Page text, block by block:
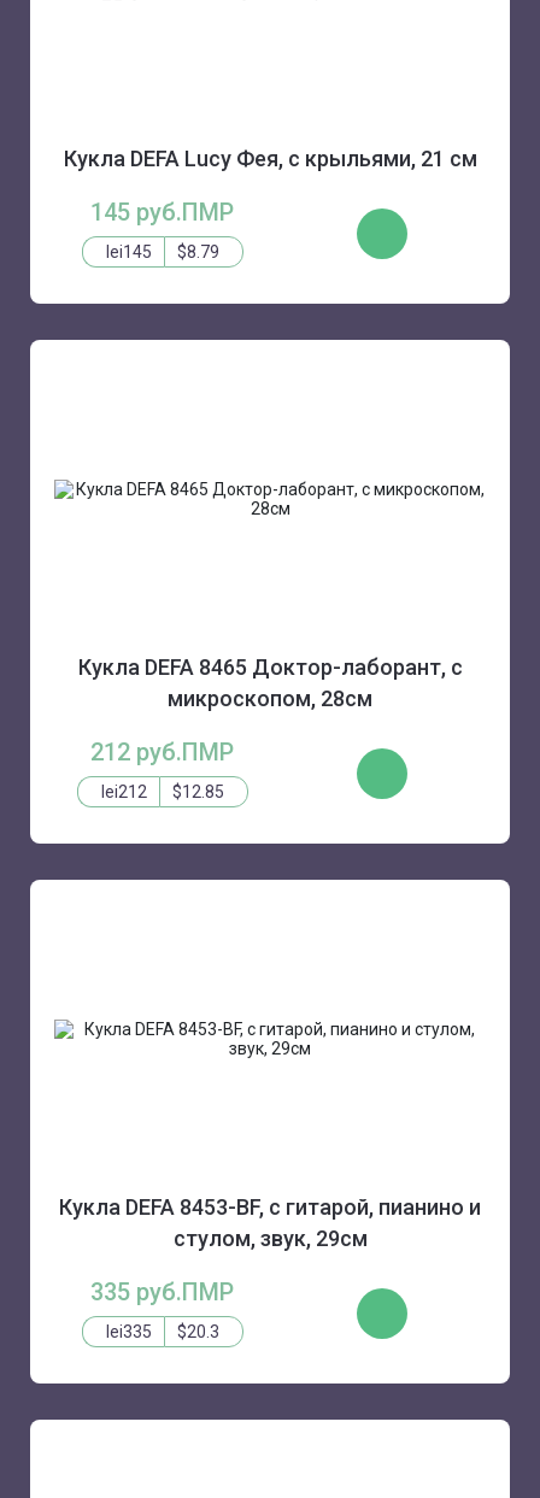
Кукла DEFA Lucy Фея, с крыльями, 21 см
145 руб.ПМР
lei145 $8.79
КУПИТЬ
Кукла DEFA 8465 Доктор-лаборант, с
микроскопом, 28см
212 руб.ПМР
lei212 $12.85
КУПИТЬ
Кукла DEFA 8453-BF, с гитарой, пианино и
стулом, звук, 29см
335 руб.ПМР
lei335 $20.3
КУПИТЬ